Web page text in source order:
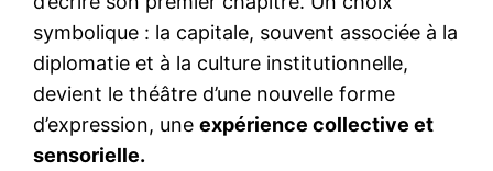
symbolique : la capitale, souvent associée à la
diplomatie et à la culture institutionnelle,
devient le théâtre d’une nouvelle forme
d’expression, une expérience collective et
sensorielle.